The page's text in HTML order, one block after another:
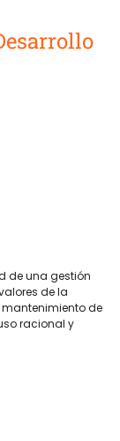
de una gestión
de la
mantenimiento de
racional y